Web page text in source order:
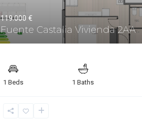
119.000 €
Fuente Castalia Vivienda 2AA
1 Beds 1 Baths